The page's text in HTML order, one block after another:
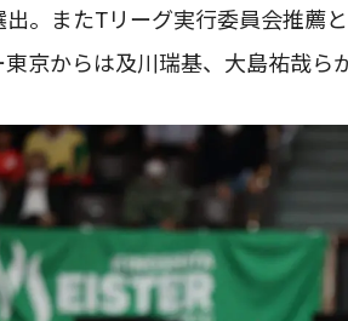
出。またTリーグ実行委員会推薦
京からは及川瑞基、大島祐哉ら